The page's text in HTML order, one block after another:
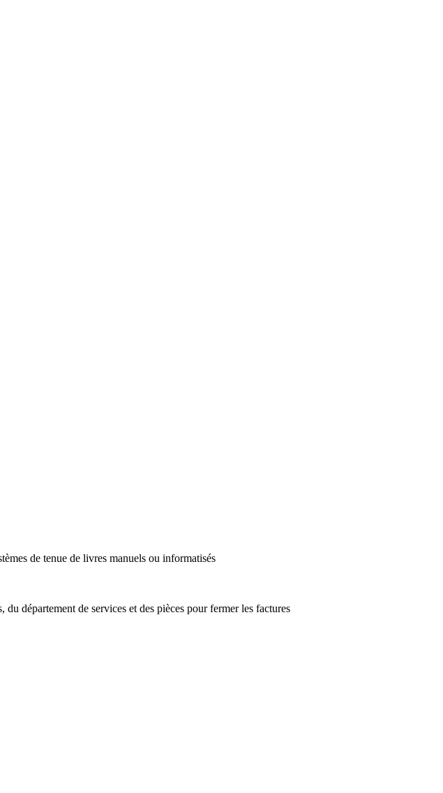
de tenue de livres manuels ou informatisés
département de services et des pièces pour fermer les factures